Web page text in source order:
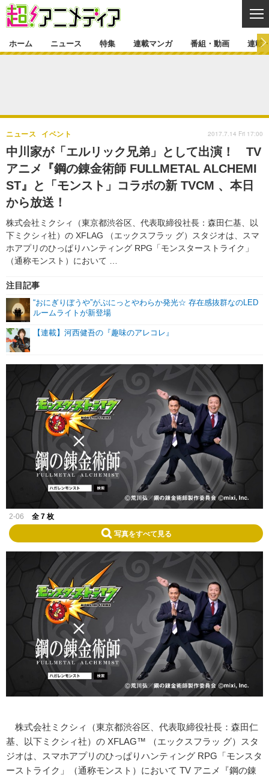
ゲーム・アプリ マンガ
グッズ イベント
声優 コスプレ
特集一覧 カバー
ラキりす
連載マンガ
連載マンガ一覧 連載一覧
番組・動画
番組・動画一覧 ラジオ
動画
連載・ブログ
連載・ブログ一覧
編集部ブログ・お知らせ
ホーム ニュース 特集 連載マンガ 番組・動画 連載
中川家が「エルリック兄弟」として出演！ TV
アニメ『鋼の錬金術師 FULLMETAL ALCHEMI
ST』と「モンスト」コラボの新 TVCM 、本日
から放送！
株式会社ミクシィ（東京都渋谷区、代表取締役社長：森田仁基、以
下ミクシィ社）の XFLAG （エックスフラッ グ）スタジオは、スマ
ホアプリのひっぱりハンティング RPG「モンスターストライク」
（通称モンスト）において …
ニュース イベント
注目記事
“おにぎりぼうや”がぷにっとやわらか発光☆ 存在感抜群なのLED
ルームライトが新登場
【連載】河西健吾の『趣味のアレコレ』
2017.7.14 Fri 17:00
2-06 全 7 枚
写真をすべて見る
株式会社ミクシィ（東京都渋谷区、代表取締役社長：森田仁
基、以下ミクシィ社）の XFLAG™ （エックスフラッ グ）スタ
ジオは、スマホアプリのひっぱりハンティング RPG「モンスタ
ーストライク」（通称モンスト）において TV アニメ『鋼の錬